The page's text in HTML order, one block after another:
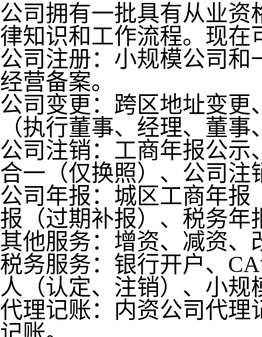
公司拥有一批具有从业
律知识和工作流程。现在
公司注册：小规模公司
经营备案。
公司变更：跨区地址变
（执行董事、经理、董
公司注销：工商年报公
合一（仅换照）、公司注
公司年报：城区工商年
报（过期补报）、税务年
其他服务：增资、减资
税务服务：银行开户、
人（认定、注销）、小
代理记账：内资公司代理